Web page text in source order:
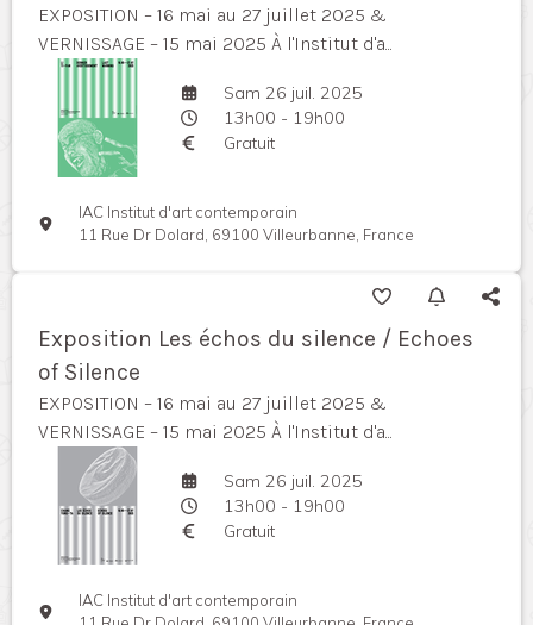
EXPOSITION – 16 mai au 27 juillet 2025 &
VERNISSAGE – 15 mai 2025 À l'Institut d'a...
Sam 26 juil. 2025
13h00 - 19h00
Gratuit
IAC Institut d'art contemporain
11 Rue Dr Dolard, 69100 Villeurbanne, France
Exposition Les échos du silence / Echoes
of Silence
EXPOSITION – 16 mai au 27 juillet 2025 &
VERNISSAGE – 15 mai 2025 À l'Institut d'a...
Sam 26 juil. 2025
13h00 - 19h00
Gratuit
IAC Institut d'art contemporain